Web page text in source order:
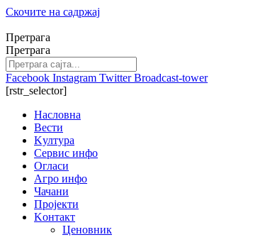
Скочите на садржај
Претрага
Претрага
Facebook Instagram Twitter Broadcast-tower
[rstr_selector]
Насловна
Вести
Kултура
Сервис инфо
Огласи
Агро инфо
Чачани
Пројекти
Kонтакт
Ценовник